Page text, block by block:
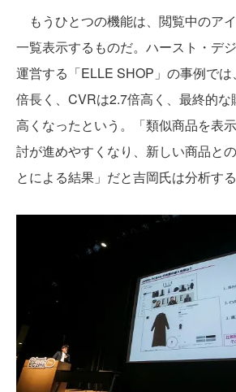
もうひとつの機能は、閲覧中のア
一覧表示するものだ。ハースト・デ
運営する「ELLE SHOP」の事例で
倍長く、CVRは2.7倍高く、最終的
高くなったという。「類似商品を表
討が進めやすくなり、新しい商品と
とによる結果」だと吉岡氏は分析する